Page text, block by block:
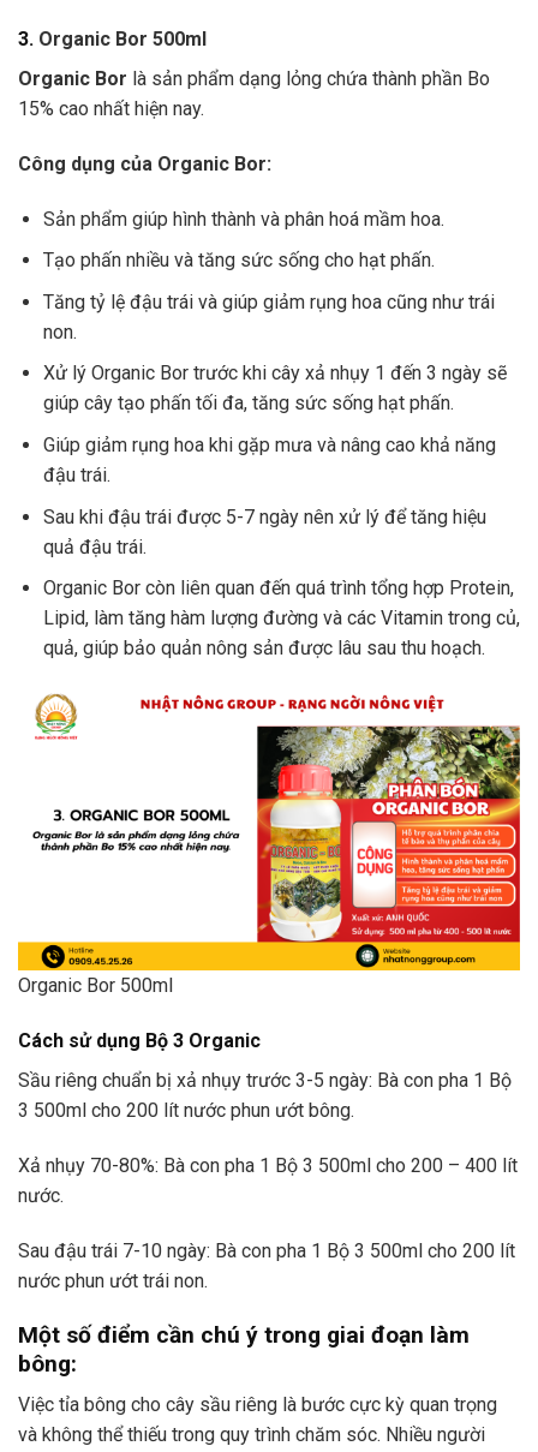
3. Organic Bor 500ml
Organic Bor là sản phẩm dạng lỏng chứa thành phần Bo
15% cao nhất hiện nay.
Công dụng của Organic Bor:
Sản phẩm giúp hình thành và phân hoá mầm hoa.
Tạo phấn nhiều và tăng sức sống cho hạt phấn.
Tăng tỷ lệ đậu trái và giúp giảm rụng hoa cũng như trái
non.
Xử lý Organic Bor trước khi cây xả nhụy 1 đến 3 ngày sẽ
giúp cây tạo phấn tối đa, tăng sức sống hạt phấn.
Giúp giảm rụng hoa khi gặp mưa và nâng cao khả năng
đậu trái.
Sau khi đậu trái được 5-7 ngày nên xử lý để tăng hiệu
quả đậu trái.
Organic Bor còn liên quan đến quá trình tổng hợp Protein,
Lipid, làm tăng hàm lượng đường và các Vitamin trong củ,
quả, giúp bảo quản nông sản được lâu sau thu hoạch.
Organic Bor 500ml
Cách sử dụng Bộ 3 Organic
Sầu riêng chuẩn bị xả nhụy trước 3-5 ngày: Bà con pha 1 Bộ
3 500ml cho 200 lít nước phun ướt bông.
Xả nhụy 70-80%: Bà con pha 1 Bộ 3 500ml cho 200 – 400 lít
nước.
Sau đậu trái 7-10 ngày: Bà con pha 1 Bộ 3 500ml cho 200 lít
nước phun ướt trái non.
Một số điểm cần chú ý trong giai đoạn làm
bông:
Việc tỉa bông cho cây sầu riêng là bước cực kỳ quan trọng
và không thể thiếu trong quy trình chăm sóc. Nhiều người